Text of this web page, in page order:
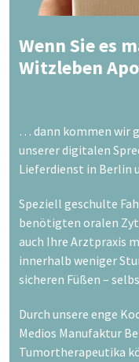
Wenn Sie es
Witzleben
… dann kommen wir
unserer digitalen
Lieferdienst in Berlin
Speziell geschulte
benötigten oralen
auch Ihre Arztpraxis
innerhalb weniger
sicheren Füßen –
Durch unsere enge
Medios Manufaktur
Tumortherapeutika